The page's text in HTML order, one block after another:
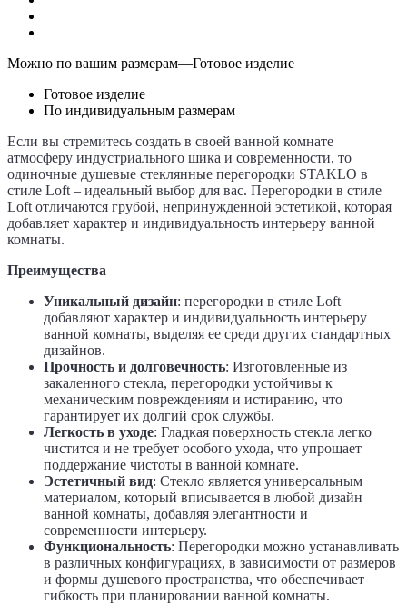
Можно по вашим размерам—Готовое изделие
Готовое изделие
По индивидуальным размерам
Если вы стремитесь создать в своей ванной комнате
атмосферу индустриального шика и современности, то
одиночные душевые стеклянные перегородки STAKLO в
стиле Loft – идеальный выбор для вас. Перегородки в стиле
Loft отличаются грубой, непринужденной эстетикой, которая
добавляет характер и индивидуальность интерьеру ванной
комнаты.
Преимущества
Уникальный дизайн: перегородки в стиле Loft
добавляют характер и индивидуальность интерьеру
ванной комнаты, выделяя ее среди других стандартных
дизайнов.
Прочность и долговечность: Изготовленные из
закаленного стекла, перегородки устойчивы к
механическим повреждениям и истиранию, что
гарантирует их долгий срок службы.
Легкость в уходе: Гладкая поверхность стекла легко
чистится и не требует особого ухода, что упрощает
поддержание чистоты в ванной комнате.
Эстетичный вид: Стекло является универсальным
материалом, который вписывается в любой дизайн
ванной комнаты, добавляя элегантности и
современности интерьеру.
Функциональность: Перегородки можно устанавливать
в различных конфигурациях, в зависимости от размеров
и формы душевого пространства, что обеспечивает
гибкость при планировании ванной комнаты.